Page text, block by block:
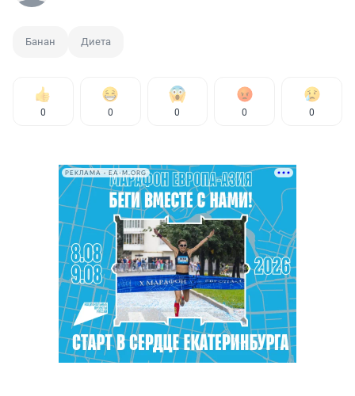
Банан Диета
0 0 0 0 0
РЕКЛАМА • EA-M.ORG